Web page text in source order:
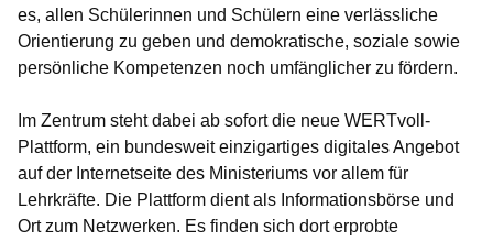
es, allen Schülerinnen und Schülern eine verlässliche
Orientierung zu geben und demokratische, soziale sowie
persönliche Kompetenzen noch umfänglicher zu fördern.
Im Zentrum steht dabei ab sofort die neue WERTvoll-
Plattform, ein bundesweit einzigartiges digitales Angebot
auf der Internetseite des Ministeriums vor allem für
Lehrkräfte. Die Plattform dient als Informationsbörse und
Ort zum Netzwerken. Es finden sich dort erprobte